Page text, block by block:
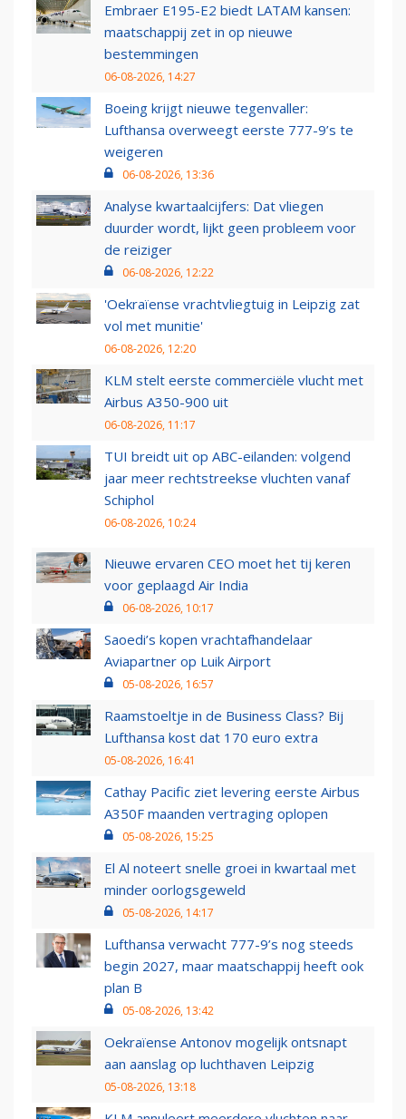
Embraer E195-E2 biedt LATAM kansen:
maatschappij zet in op nieuwe
bestemmingen
06-08-2026, 14:27
Boeing krijgt nieuwe tegenvaller:
Lufthansa overweegt eerste 777-9’s te
weigeren
06-08-2026, 13:36
Analyse kwartaalcijfers: Dat vliegen
duurder wordt, lijkt geen probleem voor
de reiziger
06-08-2026, 12:22
'Oekraïense vrachtvliegtuig in Leipzig zat
vol met munitie'
06-08-2026, 12:20
KLM stelt eerste commerciële vlucht met
Airbus A350-900 uit
06-08-2026, 11:17
TUI breidt uit op ABC-eilanden: volgend
jaar meer rechtstreekse vluchten vanaf
Schiphol
06-08-2026, 10:24
Nieuwe ervaren CEO moet het tij keren
voor geplaagd Air India
06-08-2026, 10:17
Saoedi’s kopen vrachtafhandelaar
Aviapartner op Luik Airport
05-08-2026, 16:57
Raamstoeltje in de Business Class? Bij
Lufthansa kost dat 170 euro extra
05-08-2026, 16:41
Cathay Pacific ziet levering eerste Airbus
A350F maanden vertraging oplopen
05-08-2026, 15:25
El Al noteert snelle groei in kwartaal met
minder oorlogsgeweld
05-08-2026, 14:17
Lufthansa verwacht 777-9’s nog steeds
begin 2027, maar maatschappij heeft ook
plan B
05-08-2026, 13:42
Oekraïense Antonov mogelijk ontsnapt
aan aanslag op luchthaven Leipzig
05-08-2026, 13:18